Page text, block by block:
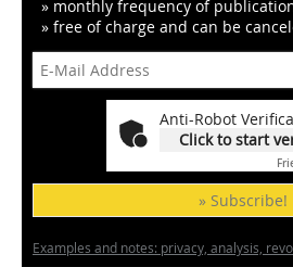
» monthly frequency of
» free of charge and can be
Anti-Robot
Click to start
» Subscribe!
Examples and notes: privacy, analysis,